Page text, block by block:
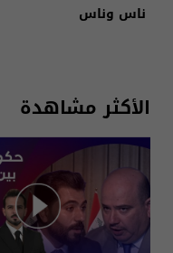
ناس وناس
الأكثر مشاهدة